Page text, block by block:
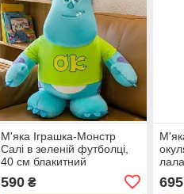
М'яка Іграшка-Монстр
Салі в зеленій футболці,
40 см блакитний
590₴ 695